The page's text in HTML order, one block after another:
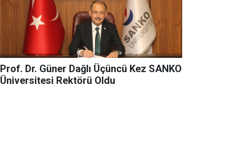
Prof. Dr. Güner Dağlı Üçüncü Kez SANKO
Üniversitesi Rektörü Oldu